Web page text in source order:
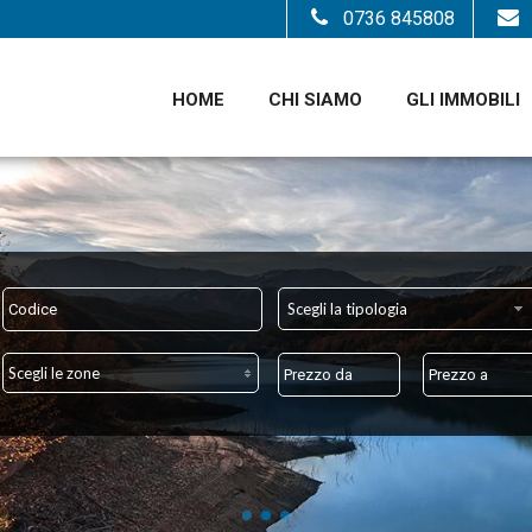
HOME CHI SIAMO GLI IMMOBILI
0736 845808
Scegli la tipologia
Scegli le zone